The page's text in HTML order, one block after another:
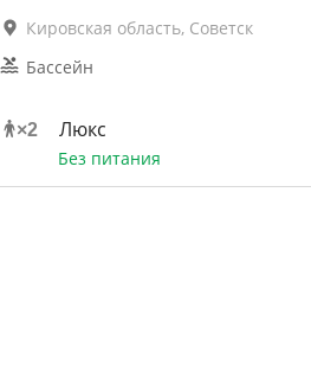
Кировская область, Советск
Бассейн
×2 Люкс
Без питания